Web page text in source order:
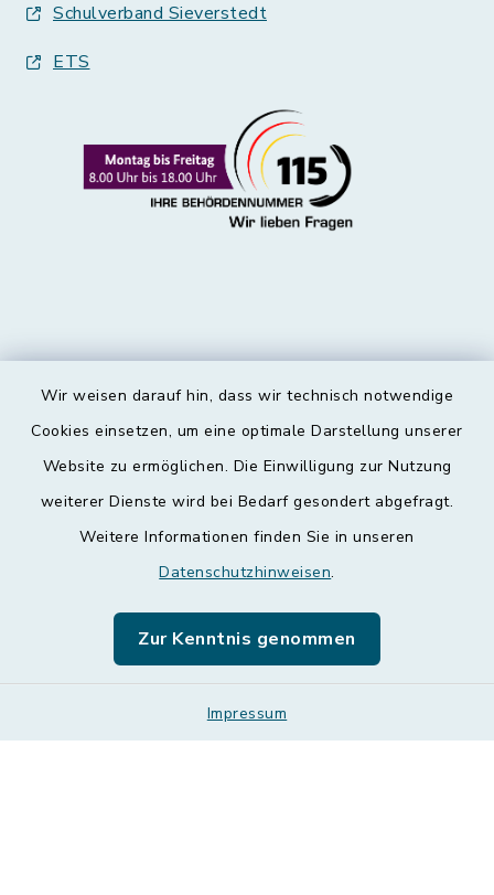
Wir weisen darauf hin, dass wir technisch notwendige
Cookies einsetzen, um eine optimale Darstellung unserer
Website zu ermöglichen. Die Einwilligung zur Nutzung
weiterer Dienste wird bei Bedarf gesondert abgefragt.
Weitere Informationen finden Sie in unseren
Datenschutzhinweisen.
Zur Kenntnis genommen
Impressum
Schulverband Sieverstedt
ETS
Kontakt
Datenschutz
Leichte Sprache
Sitemap